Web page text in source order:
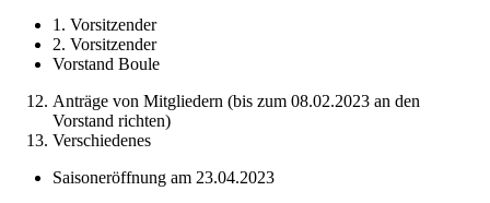
1. Vorsitzender
2. Vorsitzender
Vorstand Boule
Anträge von Mitgliedern (bis zum 08.02.2023 an den
Vorstand richten)
Verschiedenes
Saisoneröffnung am 23.04.2023